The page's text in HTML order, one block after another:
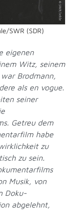
SWR (SDR)
eigenen
Witz, seinem
Brodmann,
als en vogue.
seiner
Getreu dem
habe
zu
zu sein.
Musik, von
Doku-
abgelehnt,